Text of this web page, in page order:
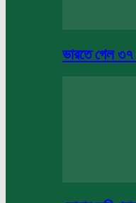
ভারতে গেল ৩৭